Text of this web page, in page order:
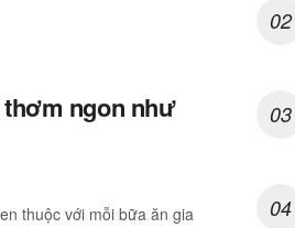
thơm ngon như
thuộc với mỗi bữa ăn gia